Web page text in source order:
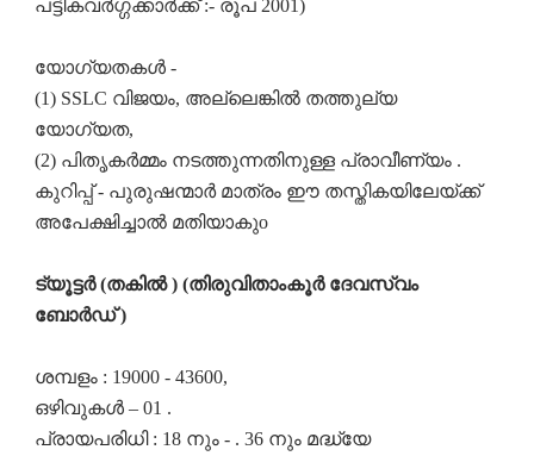
പട്ടികവർഗ്ഗക്കാർക്ക് :- രൂപ 2001)
യോഗ്യതകൾ -
(1) SSLC വിജയം, അല്ലെങ്കിൽ തത്തുല്യ
യോഗ്യത,
(2) പിതൃകർമ്മം നടത്തുന്നതിനുള്ള പ്രാവീണ്യം .
കുറിപ്പ് - പുരുഷന്മാർ മാത്രം ഈ തസ്തികയിലേയ്ക്ക്
അപേക്ഷിച്ചാൽ മതിയാകുo
ട്യൂട്ടർ (തകിൽ ) (തിരുവിതാംകൂർ ദേവസ്വം
ബോർഡ് )
ശമ്പളം : 19000 - 43600,
ഒഴിവുകൾ – 01 .
പ്രായപരിധി : 18 നും - . 36 നും മദ്ധ്യേ